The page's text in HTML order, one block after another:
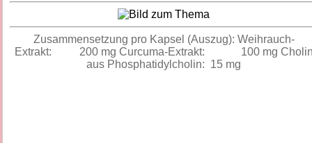
Zusammensetzung pro Kapsel (Auszug): Weihrauch-
Extrakt: 200 mg Curcuma-Extrakt: 100 mg
aus Phosphatidylcholin: 15 mg